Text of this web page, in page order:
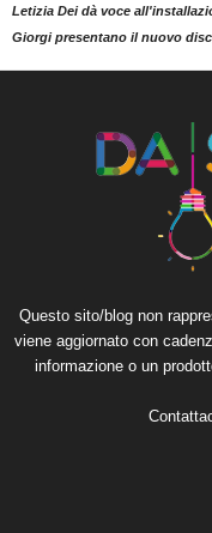
Letizia Dei dà voce
Giorgi presentano il nuovo
Questo sito/blog non
viene aggiornato con
informazione o un